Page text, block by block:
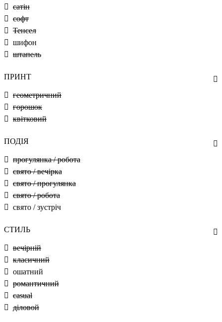
сатін
софт
Тенсел
шифон
штапель
ПРИНТ
геометричний
горошок
квітковий
ПОДІЯ
прогулянка / робота
свято / вечірка
свято / прогулянка
свято / робота
свято / зустріч
СТИЛЬ
вечірній
класичний
ошатний
романтичний
casual
діловой